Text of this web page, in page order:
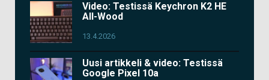
Video: Testissä Keychron K2 HE
All-Wood
13.4.2026
Uusi artikkeli & video: Testissä
Google Pixel 10a